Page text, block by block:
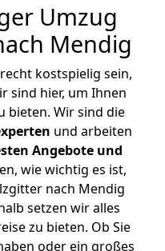
Umzug
Mendig
kostspielig sein,
sind hier, um Ihnen
bieten. Wir sind die
und arbeiten
Angebote und
wie wichtig es ist,
nach Mendig
setzen wir alles
zu bieten. Ob Sie
oder ein großes